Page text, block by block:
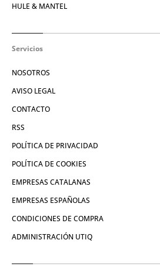
HULE & MANTEL
Servicios
NOSOTROS
AVISO LEGAL
CONTACTO
RSS
POLÍTICA DE PRIVACIDAD
POLÍTICA DE COOKIES
EMPRESAS CATALANAS
EMPRESAS ESPAÑOLAS
CONDICIONES DE COMPRA
ADMINISTRACIÓN UTIQ